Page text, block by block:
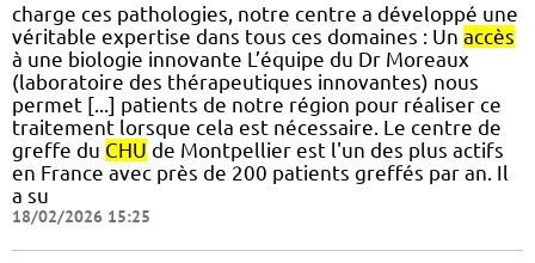
charge ces pathologies, notre centre a développé une
véritable expertise dans tous ces domaines : Un accès
à une biologie innovante L’équipe du Dr Moreaux
(laboratoire des thérapeutiques innovantes) nous
permet [...] patients de notre région pour réaliser ce
traitement lorsque cela est nécessaire. Le centre de
greffe du CHU de Montpellier est l'un des plus actifs
en France avec près de 200 patients greffés par an. Il
a su
18/02/2026 15:25